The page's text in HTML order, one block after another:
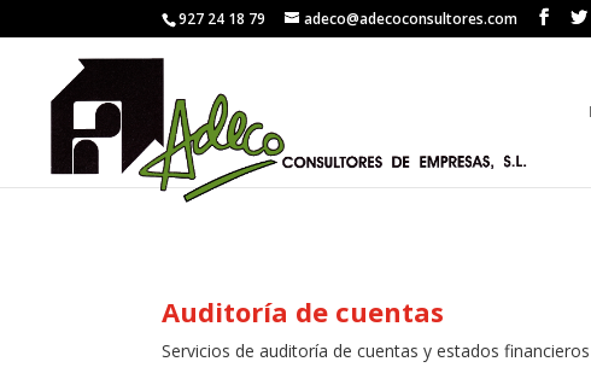
927 24 18 79 adeco@adecoconsultores.com
Auditoría de cuentas
Servicios de auditoría de cuentas y estados